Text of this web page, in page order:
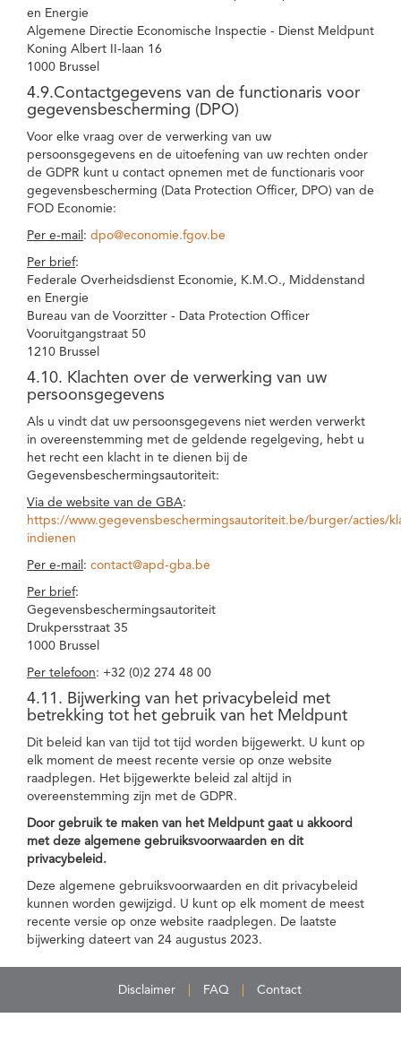
en Energie
Algemene Directie Economische Inspectie - Dienst Meldpunt
Koning Albert II-laan 16
1000 Brussel
4.9.Contactgegevens van de functionaris voor
gegevensbescherming (DPO)
Voor elke vraag over de verwerking van uw
persoonsgegevens en de uitoefening van uw rechten onder
de GDPR kunt u contact opnemen met de functionaris voor
gegevensbescherming (Data Protection Officer, DPO) van de
FOD Economie:
Per e-mail : dpo@economie.fgov.be
Per brief:
Federale Overheidsdienst Economie, K.M.O., Middenstand
en Energie
Bureau van de Voorzitter - Data Protection Officer
Vooruitgangstraat 50
1210 Brussel
4.10. Klachten over de verwerking van uw
persoonsgegevens
Als u vindt dat uw persoonsgegevens niet werden verwerkt
in overeenstemming met de geldende regelgeving, hebt u
het recht een klacht in te dienen bij de
Gegevensbeschermingsautoriteit:
Via de website van de GBA:
https://www.gegevensbeschermingsautoriteit.be/burger/acties/
indienen
Per e-mail : contact@apd-gba.be
Per brief:
Gegevensbeschermingsautoriteit
Drukpersstraat 35
1000 Brussel
Per telefoon: +32 (0)2 274 48 00
4.11. Bijwerking van het privacybeleid met
betrekking tot het gebruik van het Meldpunt
Dit beleid kan van tijd tot tijd worden bijgewerkt. U kunt op
elk moment de meest recente versie op onze website
raadplegen. Het bijgewerkte beleid zal altijd in
overeenstemming zijn met de GDPR.
Door gebruik te maken van het Meldpunt gaat u akkoord
met deze algemene gebruiksvoorwaarden en dit
privacybeleid.
Deze algemene gebruiksvoorwaarden en dit privacybeleid
kunnen worden gewijzigd. U kunt op elk moment de meest
recente versie op onze website raadplegen. De laatste
bijwerking dateert van 24 augustus 2023.
Disclaimer FAQ Contact